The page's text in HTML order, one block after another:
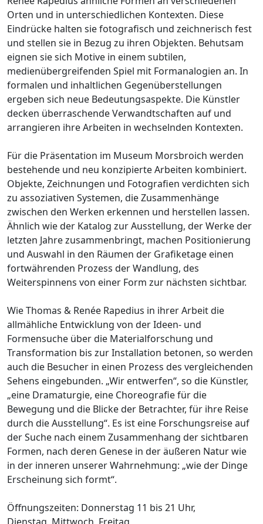
Orten und in unterschiedlichen Kontexten. Diese
Eindrücke halten sie fotografisch und zeichnerisch fest
und stellen sie in Bezug zu ihren Objekten. Behutsam
eignen sie sich Motive in einem subtilen,
medienübergreifenden Spiel mit Formanalogien an. In
formalen und inhaltlichen Gegenüberstellungen
ergeben sich neue Bedeutungsaspekte. Die Künstler
decken überraschende Verwandtschaften auf und
arrangieren ihre Arbeiten in wechselnden Kontexten.
Für die Präsentation im Museum Morsbroich werden
bestehende und neu konzipierte Arbeiten kombiniert.
Objekte, Zeichnungen und Fotografien verdichten sich
zu assoziativen Systemen, die Zusammenhänge
zwischen den Werken erkennen und herstellen lassen.
Ähnlich wie der Katalog zur Ausstellung, der Werke der
letzten Jahre zusammenbringt, machen Positionierung
und Auswahl in den Räumen der Grafiketage einen
fortwährenden Prozess der Wandlung, des
Weiterspinnens von einer Form zur nächsten sichtbar.
Wie Thomas & Renée Rapedius in ihrer Arbeit die
allmähliche Entwicklung von der Ideen- und
Formensuche über die Materialforschung und
Transformation bis zur Installation betonen, so werden
auch die Besucher in einen Prozess des vergleichenden
Sehens eingebunden. „Wir entwerfen“, so die Künstler,
„eine Dramaturgie, eine Choreografie für die
Bewegung und die Blicke der Betrachter, für ihre Reise
durch die Ausstellung“. Es ist eine Forschungsreise auf
der Suche nach einem Zusammenhang der sichtbaren
Formen, nach deren Genese in der äußeren Natur wie
in der inneren unserer Wahrnehmung: „wie der Dinge
Erscheinung sich formt“.
Öffnungszeiten: Donnerstag 11 bis 21 Uhr,